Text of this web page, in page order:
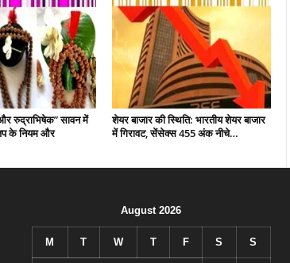
रुद्राभिषेक” सावन में
के नियम और
शेयर बाजार की स्थिति: भारतीय शेयर बाजार
में गिरावट, सेंसेक्स 455 अंक नीचे…
August 2026
M T W T F S S